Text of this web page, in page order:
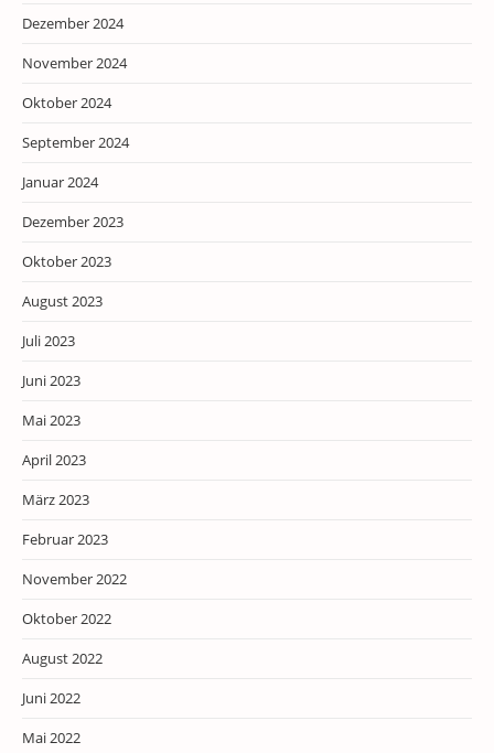
Dezember 2024
November 2024
Oktober 2024
September 2024
Januar 2024
Dezember 2023
Oktober 2023
August 2023
Juli 2023
Juni 2023
Mai 2023
April 2023
März 2023
Februar 2023
November 2022
Oktober 2022
August 2022
Juni 2022
Mai 2022